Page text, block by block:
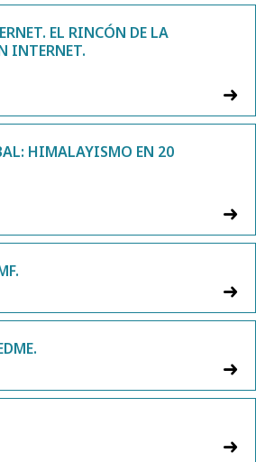
EL RINCÓN DE LA
INTERNET.
HIMALAYISMO EN 20